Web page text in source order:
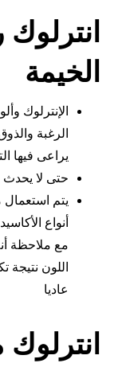
الخيمة
الإنترلوك
الرغبة
يراعى فيها
حتى لا يحدث
يتم استعمال
أنواع
مع ملاحظة
اللون نتيجة
عاديا